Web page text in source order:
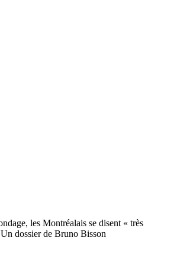
les Montréalais se disent « très
dossier de Bruno Bisson